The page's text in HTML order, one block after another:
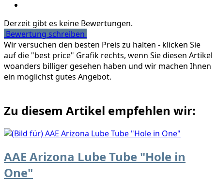
Derzeit gibt es keine Bewertungen.
Bewertung schreiben
Wir versuchen den besten Preis zu halten - klicken Sie
auf die "best price" Grafik rechts, wenn Sie diesen Artikel
woanders billiger gesehen haben und wir machen Ihnen
ein möglichst gutes Angebot.
Zu diesem Artikel empfehlen wir:
AAE Arizona Lube Tube "Hole in
One"